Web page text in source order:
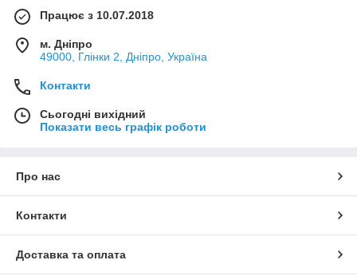
Працює з 10.07.2018
м. Дніпро
49000, Глінки 2, Дніпро, Україна
Контакти
Сьогодні вихідний
Показати весь графік роботи
Про нас
Контакти
Доставка та оплата